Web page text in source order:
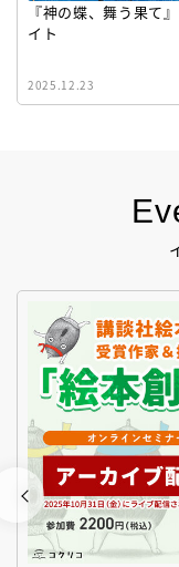
『神の蝶、舞う果て
イト
2025.12.23